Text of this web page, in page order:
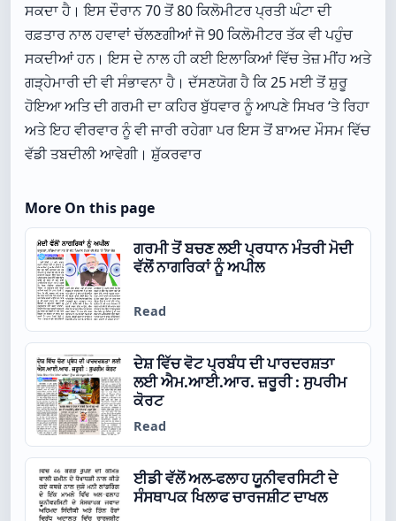
ਸਕਦਾ ਹੈ। ਇਸ ਦੌਰਾਨ 70 ਤੋਂ 80 ਕਿਲੋਮੀਟਰ ਪ੍ਰਤੀ ਘੰਟਾ ਦੀ
ਰਫ਼ਤਾਰ ਨਾਲ ਹਵਾਵਾਂ ਚੱਲਣਗੀਆਂ ਜੋ 90 ਕਿਲੋਮੀਟਰ ਤੱਕ ਵੀ ਪਹੁੰਚ
ਸਕਦੀਆਂ ਹਨ। ਇਸ ਦੇ ਨਾਲ ਹੀ ਕਈ ਇਲਾਕਿਆਂ ਵਿੱਚ ਤੇਜ਼ ਮੀਂਹ ਅਤੇ
ਗੜ੍ਹੇਮਾਰੀ ਦੀ ਵੀ ਸੰਭਾਵਨਾ ਹੈ। ਦੱਸਣਯੋਗ ਹੈ ਕਿ 25 ਮਈ ਤੋਂ ਸ਼ੁਰੂ
ਹੋਇਆ ਅਤਿ ਦੀ ਗਰਮੀ ਦਾ ਕਹਿਰ ਬੁੱਧਵਾਰ ਨੂੰ ਆਪਣੇ ਸਿਖਰ ‘ਤੇ ਰਿਹਾ
ਅਤੇ ਇਹ ਵੀਰਵਾਰ ਨੂੰ ਵੀ ਜਾਰੀ ਰਹੇਗਾ ਪਰ ਇਸ ਤੋਂ ਬਾਅਦ ਮੌਸਮ ਵਿੱਚ
ਵੱਡੀ ਤਬਦੀਲੀ ਆਵੇਗੀ। ਸ਼ੁੱਕਰਵਾਰ
More On this page
ਗਰਮੀ ਤੋਂ ਬਚਣ ਲਈ ਪ੍ਰਧਾਨ ਮੰਤਰੀ ਮੋਦੀ
ਵੱਲੋਂ ਨਾਗਰਿਕਾਂ ਨੂੰ ਅਪੀਲ
Read
ਦੇਸ਼ ਵਿੱਚ ਵੋਟ ਪ੍ਰਬੰਧ ਦੀ ਪਾਰਦਰਸ਼ਤਾ
ਲਈ ਐਮ.ਆਈ.ਆਰ. ਜ਼ਰੂਰੀ : ਸੁਪਰੀਮ
ਕੋਰਟ
Read
ਈਡੀ ਵੱਲੋਂ ਅਲ-ਫਲਾਹ ਯੂਨੀਵਰਸਿਟੀ ਦੇ
ਸੰਸਥਾਪਕ ਖਿਲਾਫ ਚਾਰਜਸ਼ੀਟ ਦਾਖਲ